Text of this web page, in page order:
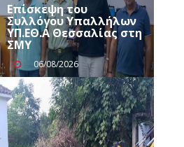
Επίσκεψη του
Συλλόγου Υπαλλήλων
ΥΠ.ΕΘ.Α Θεσσαλίας στη
ΣΜΥ
06/08/2026